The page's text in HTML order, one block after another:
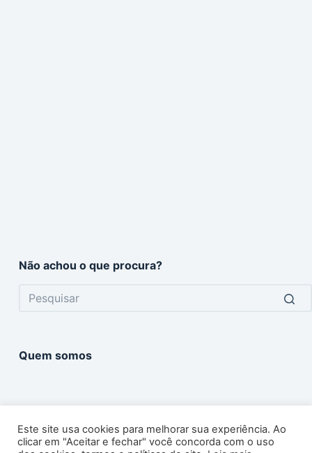
Não achou o que procura?
Quem somos
Este site usa cookies para melhorar sua experiência. Ao
clicar em "Aceitar e fechar" você concorda com o uso